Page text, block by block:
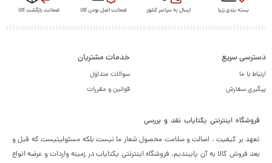
بسته بندی زیبا ارسال به سراسر کشور ضمانت اصل بودن کالا ضمانت بازگشت کالا
دسترسی سریع
ارتباط با ما
پیگیری سفارش
خدمات مشتریان
سوالات متداول
قوانین و مقررات
فروشگاه اینترنتی یکتایاب نقد و بررسی
تعهد بر کیفیت ، اصالت و سلامت محصول شعار ما نیست بلکه مسئولیتیست که قبل و
بعد فروش کالا به آن پایبندیم. فروشگاه اینترنتی یکتایاب در زمینه واردات و عرضه انواع